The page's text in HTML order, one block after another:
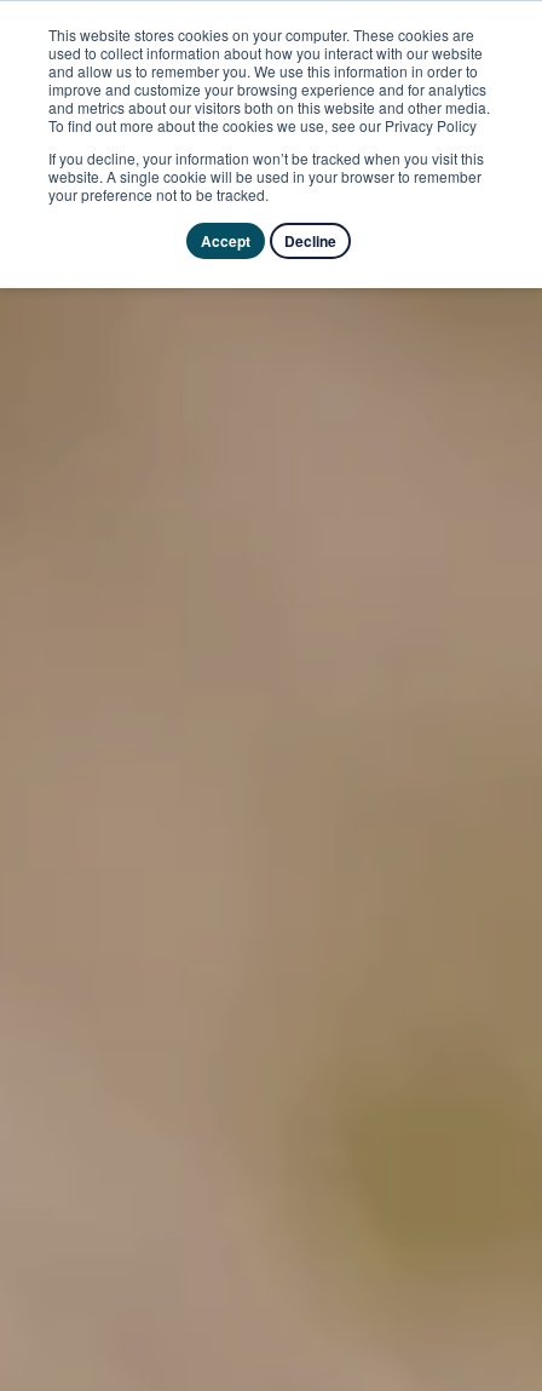
This website stores cookies on your computer. These cookies are
used to collect information about how you interact with our website
and allow us to remember you. We use this information in order to
improve and customize your browsing experience and for analytics
and metrics about our visitors both on this website and other media.
To find out more about the cookies we use, see our Privacy Policy
If you decline, your information won’t be tracked when you visit this
website. A single cookie will be used in your browser to remember
your preference not to be tracked.
Accept Decline